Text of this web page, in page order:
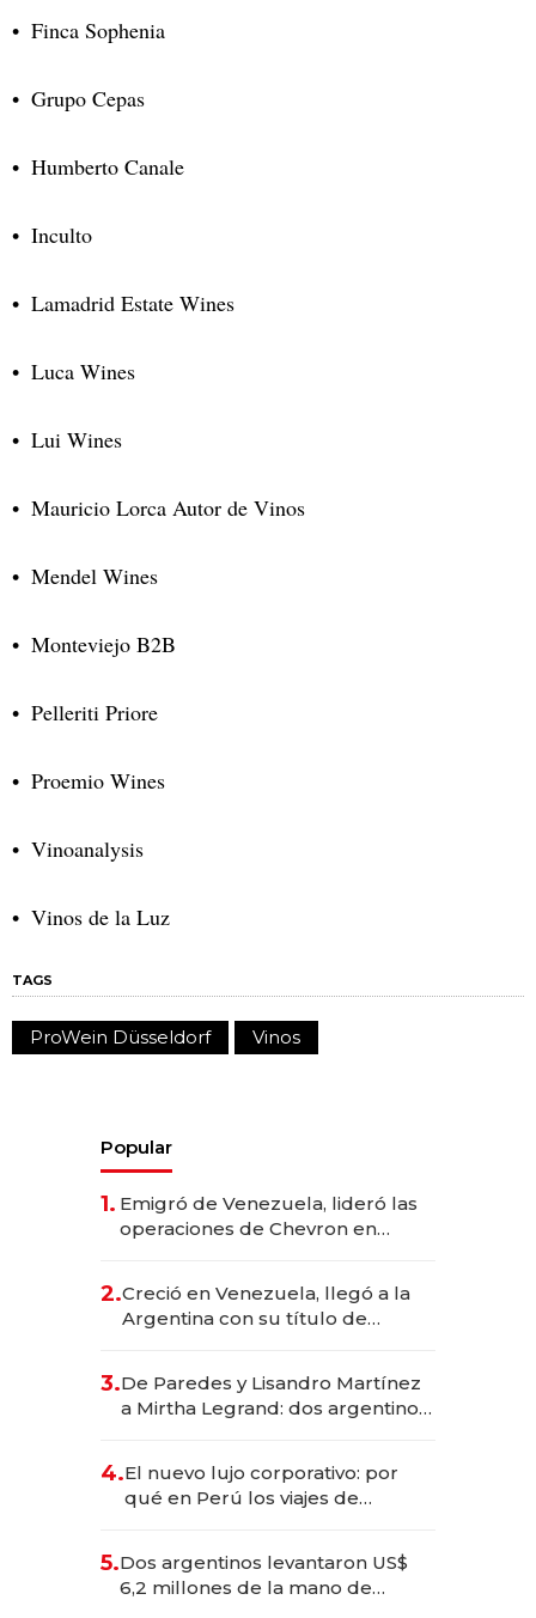
Finca Sophenia
Grupo Cepas
Humberto Canale
Inculto
Lamadrid Estate Wines
Luca Wines
Lui Wines
Mauricio Lorca Autor de Vinos
Mendel Wines
Monteviejo B2B
Pelleriti Priore
Proemio Wines
Vinoanalysis
Vinos de la Luz
TAGS
ProWein Düsseldorf Vinos
Popular
1. Emigró de Venezuela, lideró las
operaciones de Chevron en
2.Creció en Venezuela, llegó a la
Argentina con su título de
las marcas "fast premium"
3.De Paredes y Lisandro Martínez
a Mirtha Legrand: dos argentinos
4.El nuevo lujo corporativo: por
qué en Perú los viajes de
para convertirse en experiencias
transformadoras
5.Dos argentinos levantaron US$
6,2 millones de la mano de